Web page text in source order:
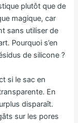
plutôt que de
magique, car
sans utiliser de
Pourquoi s’en
de silicone ?
si le sac en
En
disparaît.
sur les pores